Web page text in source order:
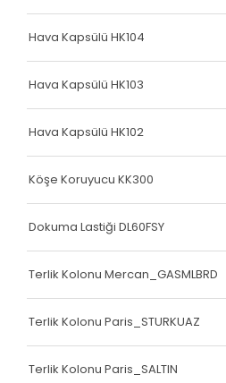
Hava Kapsülü HK104
Hava Kapsülü HK103
Hava Kapsülü HK102
Köşe Koruyucu KK300
Dokuma Lastiği DL60FSY
Terlik Kolonu Mercan_GASMLBRD
Terlik Kolonu Paris_STURKUAZ
Terlik Kolonu Paris_SALTIN